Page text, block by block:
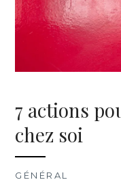
7 actions
chez soi
GÉNÉRAL